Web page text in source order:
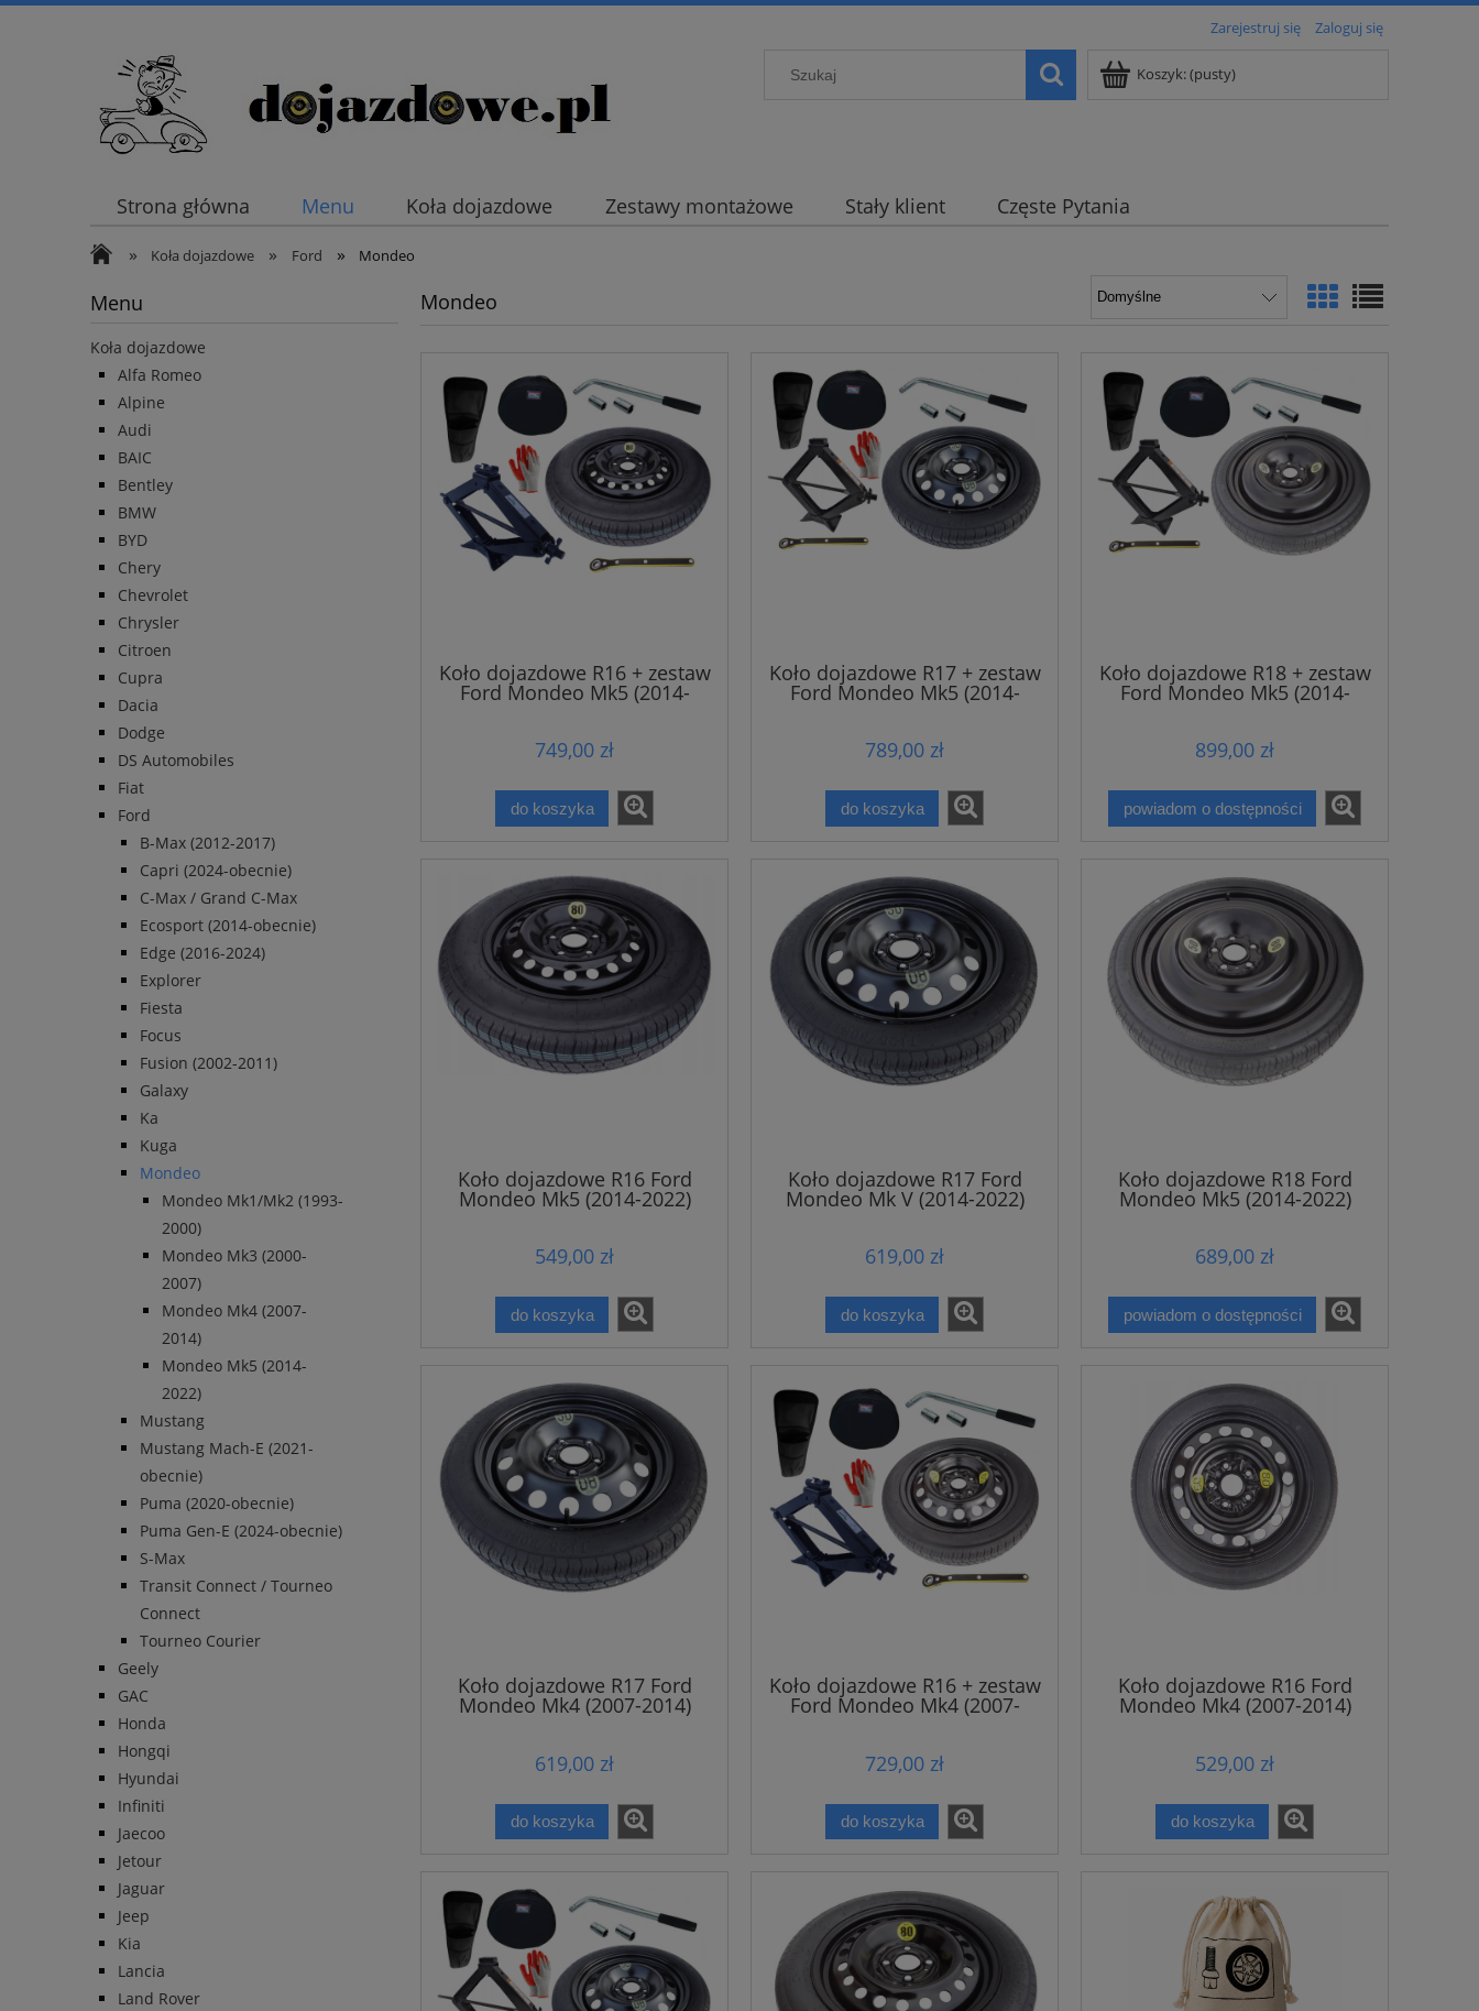
Zarejestruj się Zaloguj się
Koszyk:(pusty)
Strona główna Menu Koła dojazdowe Zestawy montażowe Stały klient Częste Pytania
» Koła dojazdowe » Ford » Mondeo
Menu
Koła dojazdowe
Alfa Romeo
Alpine
Audi
BAIC
Bentley
BMW
BYD
Chery
Chevrolet
Chrysler
Citroen
Cupra
Dacia
Dodge
DS Automobiles
Fiat
Ford
B-Max (2012-2017)
Capri (2024-obecnie)
C-Max / Grand C-Max
Ecosport (2014-obecnie)
Edge (2016-2024)
Explorer
Fiesta
Focus
Fusion (2002-2011)
Galaxy
Ka
Kuga
Mondeo
Mondeo Mk1/Mk2 (1993-
2000)
Mondeo Mk3 (2000-
2007)
Mondeo Mk4 (2007-
2014)
Mondeo Mk5 (2014-
2022)
Mustang
Mustang Mach-E (2021-
obecnie)
Puma (2020-obecnie)
Puma Gen-E (2024-obecnie)
S-Max
Transit Connect / Tourneo
Connect
Tourneo Courier
Geely
GAC
Honda
Hongqi
Hyundai
Infiniti
Jaecoo
Jetour
Jaguar
Jeep
Kia
Lancia
Land Rover
Mondeo
Koło dojazdowe R16 + zestaw
Ford Mondeo Mk5 (2014-
749,00 zł
do koszyka
Koło dojazdowe R17 + zestaw
Ford Mondeo Mk5 (2014-
789,00 zł
do koszyka
Koło dojazdowe R18 + zestaw
Ford Mondeo Mk5 (2014-
899,00 zł
powiadom o dostępności
Koło dojazdowe R16 Ford
Mondeo Mk5 (2014-2022)
549,00 zł
do koszyka
Koło dojazdowe R17 Ford
Mondeo Mk V (2014-2022)
619,00 zł
do koszyka
Koło dojazdowe R18 Ford
Mondeo Mk5 (2014-2022)
689,00 zł
powiadom o dostępności
Koło dojazdowe R17 Ford
Mondeo Mk4 (2007-2014)
619,00 zł
do koszyka
Koło dojazdowe R16 + zestaw
Ford Mondeo Mk4 (2007-
729,00 zł
do koszyka
Koło dojazdowe R16 Ford
Mondeo Mk4 (2007-2014)
529,00 zł
do koszyka